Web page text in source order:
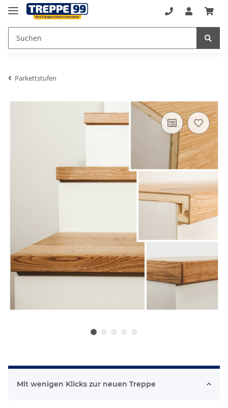
Parkettstufen
Mit wenigen Klicks zur neuen Treppe